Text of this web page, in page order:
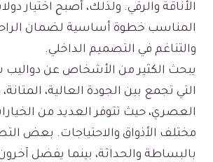
الأناقة والرقي. ولذلك، أصبح اختيار
المناسب خطوة أساسية لضمان
والتناغم في التصميم الداخلي.
يبحث الكثير من الأشخاص عن
التي تجمع بين الجودة العالية،
العصري، حيث تتوفر العديد من
مختلف الأذواق والاحتياجات. بعض
بالبساطة والحداثة، بينما يفضل